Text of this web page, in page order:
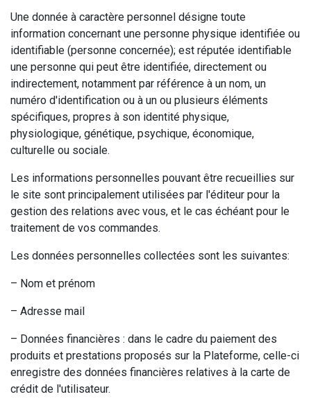
Une donnée à caractère personnel désigne toute
information concernant une personne physique identifiée ou
identifiable (personne concernée); est réputée identifiable
une personne qui peut être identifiée, directement ou
indirectement, notamment par référence à un nom, un
numéro d'identification ou à un ou plusieurs éléments
spécifiques, propres à son identité physique,
physiologique, génétique, psychique, économique,
culturelle ou sociale.
Les informations personnelles pouvant être recueillies sur
le site sont principalement utilisées par l'éditeur pour la
gestion des relations avec vous, et le cas échéant pour le
traitement de vos commandes.
Les données personnelles collectées sont les suivantes:
– Nom et prénom
– Adresse mail
– Données financières : dans le cadre du paiement des
produits et prestations proposés sur la Plateforme, celle-ci
enregistre des données financières relatives à la carte de
crédit de l'utilisateur.